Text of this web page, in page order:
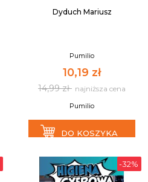
Dyduch Mariusz
Pumilio
10,19 zł
14,99 zł najniższa cena
Pumilio
DO KOSZYKA
-32%